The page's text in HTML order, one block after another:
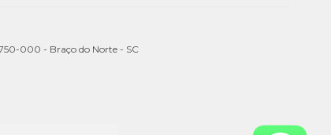
000 - Braço do Norte - SC